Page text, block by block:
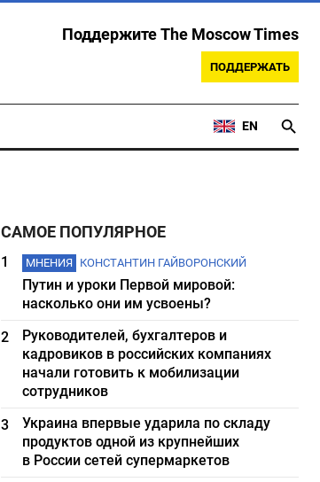
Поддержите The Moscow Times
ПОДДЕРЖАТЬ
EN
САМОЕ ПОПУЛЯРНОЕ
1 МНЕНИЯ КОНСТАНТИН ГАЙВОРОНСКИЙ
Путин и уроки Первой мировой:
насколько они им усвоены?
2
Руководителей, бухгалтеров и
кадровиков в российских компаниях
начали готовить к мобилизации
сотрудников
3
Украина впервые ударила по складу
продуктов одной из крупнейших
в России сетей супермаркетов